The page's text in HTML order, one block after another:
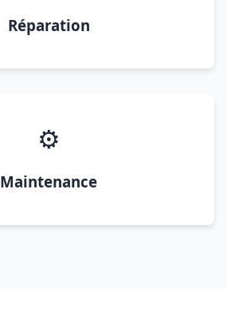
Réparation
⚙️
Maintenance